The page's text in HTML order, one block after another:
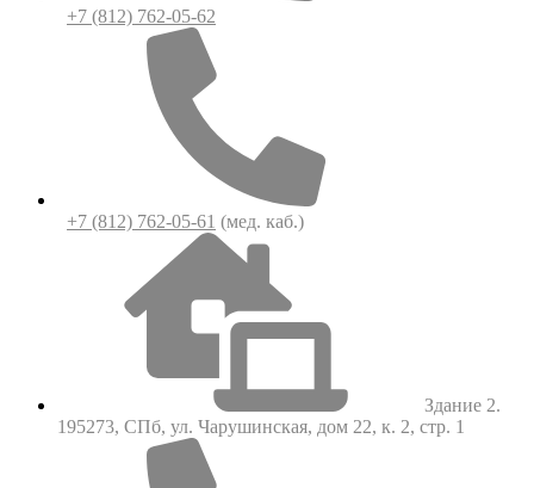
+7 (812) 762-05-62
+7 (812) 762-05-61 (мед. каб.)
Здание 2.
195273, СПб, ул. Чарушинская, дом 22, к. 2, стр. 1